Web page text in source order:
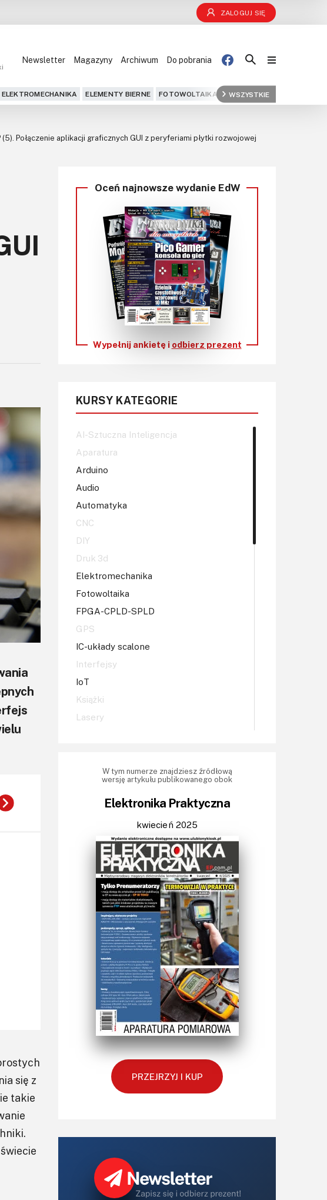
ZALOGUJ SIĘ
Newsletter Magazyny Archiwum Do pobrania
ELEKTROMECHANIKA ELEMENTY BIERNE FOTOWOLTAIKA FPGA GPS
WSZYSTKIE
Blog
Czytelnia
Dla Ciebie
KITy AVT
Kontakt
Newsletter
Magazyny
Do pobrania
Połączenie aplikacji graficznych GUI z peryferiami płytki rozwojowej
się z
takie
Oceń najnowsze wydanie EdW
Wypełnij ankietę i odbierz prezent
KURSY KATEGORIE
AI-Sztuczna Inteligencja
Aparatura
Arduino
Audio
Automatyka
CNC
DIY
Druk 3d
Elektromechanika
Fotowoltaika
FPGA-CPLD-SPLD
GPS
IC-układy scalone
Interfejsy
IoT
Książki
Lasery
Mikrokontrolery (MCV,μC)
Moduły
Optoelektronika
PCB/Montaż
Podstawy elektroniki
Podzespoły bierne
Półprzewodniki
Pomiary i testy
Projektowanie
Raspberry Pi
Komunikacja, RF
Robotyka
SBC-SIP-SoC-CoM
Sensory
Silniki i serwo
Software
Wyświetlacze
Wzmacniacze
Zasilanie
W tym numerze znajdziesz źródłową
wersję artykułu publikowanego obok
Elektronika Praktyczna
kwiecień 2025
PRZEJRZYJ I KUP